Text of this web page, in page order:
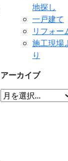
地探し
一戸建て
リフォー
施工現場
り
アーカイブ